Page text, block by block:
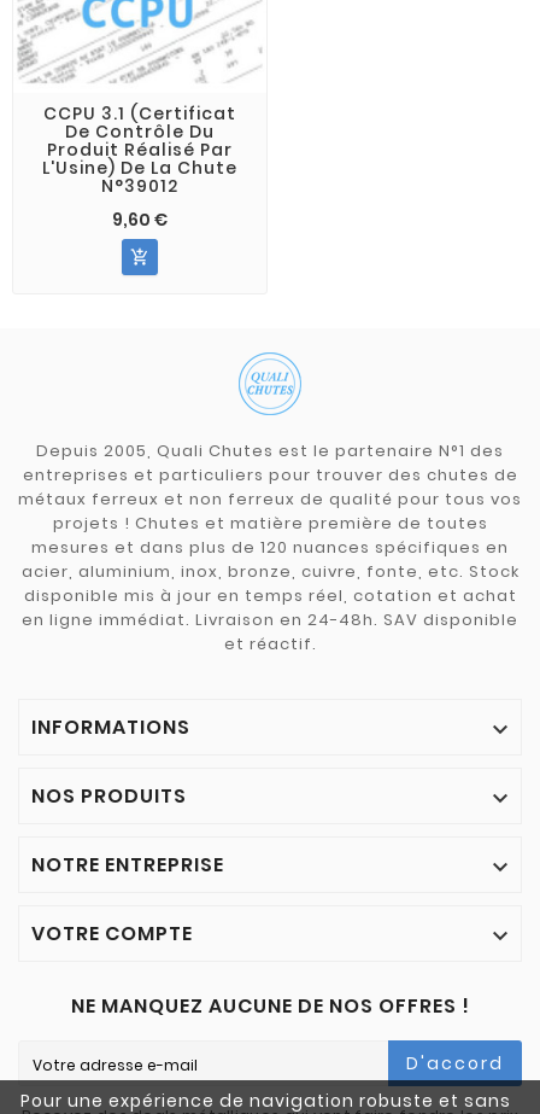
Pour une expérience de navigation robuste et sans
CCPU 3.1 (Certificat
De Contrôle Du
Produit Réalisé Par
L'Usine) De La Chute
N°39012
9,60 €

Depuis 2005, Quali Chutes est le partenaire N°1 des
entreprises et particuliers pour trouver des chutes de
métaux ferreux et non ferreux de qualité pour tous vos
projets ! Chutes et matière première de toutes
mesures et dans plus de 120 nuances spécifiques en
acier, aluminium, inox, bronze, cuivre, fonte, etc. Stock
disponible mis à jour en temps réel, cotation et achat
en ligne immédiat. Livraison en 24-48h. SAV disponible
et réactif.
INFORMATIONS 
NOS PRODUITS 
NOTRE ENTREPRISE 
VOTRE COMPTE 
NE MANQUEZ AUCUNE DE NOS OFFRES !
D'accord